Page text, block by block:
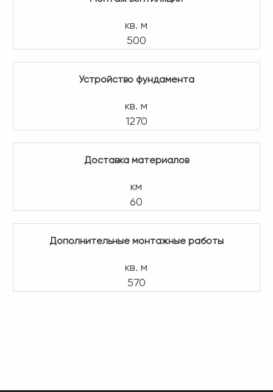
кв. м
500
Устройство фундамента
кв. м
1270
Доставка материалов
км
60
Дополнительные монтажные работы
кв. м
570